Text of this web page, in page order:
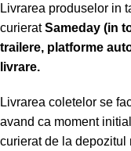
Livrarea produselor in
curieratSameday (in
trailere, platforme
livrare.
Livrarea coletelor se
avand ca moment
curierat de la depozitul